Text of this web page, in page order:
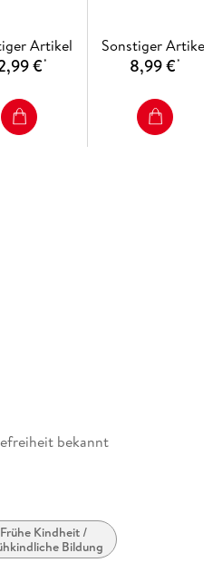
Artikel
€*
Sonstiger Artikel
8,99 €*
bekannt
Frühe Kindheit /
Bildung